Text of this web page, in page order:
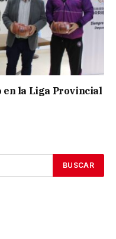
en la Liga Provincial